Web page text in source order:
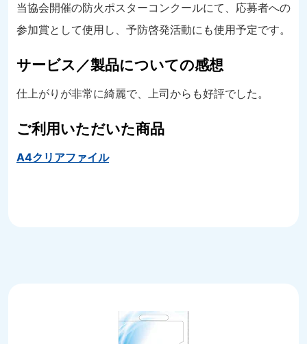
当協会開催の防火ポスターコンクールにて、応募者への
参加賞として使用し、予防啓発活動にも使用予定です。
サービス／製品についての感想
仕上がりが非常に綺麗で、上司からも好評でした。
ご利用いただいた商品
A4クリアファイル